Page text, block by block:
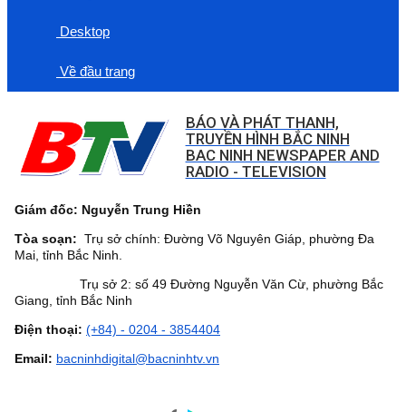
Desktop
Về đầu trang
BÁO VÀ PHÁT THANH,
TRUYỀN HÌNH BẮC NINH
BAC NINH NEWSPAPER AND
RADIO - TELEVISION
Giám đốc: Nguyễn Trung Hiền
Tòa soạn: Trụ sở chính: Đường Võ Nguyên Giáp, phường Đa
Mai, tỉnh Bắc Ninh.
Trụ sở 2: số 49 Đường Nguyễn Văn Cừ, phường Bắc
Giang, tỉnh Bắc Ninh
Điện thoại: (+84) - 0204 - 3854404
Email: bacninhdigital@bacninhtv.vn